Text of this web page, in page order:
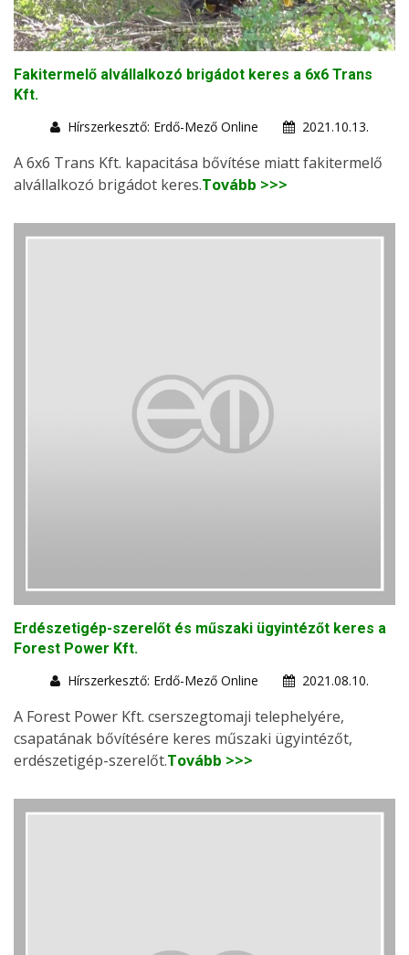
Fakitermelő alvállalkozó brigádot keres a 6x6 Trans
Kft.
Hírszerkesztő: Erdő-Mező Online
2021.10.13.
A 6x6 Trans Kft. kapacitása bővítése miatt fakitermelő
alvállalkozó brigádot keres.Tovább >>>
Erdészetigép-szerelőt és műszaki ügyintézőt keres a
Forest Power Kft.
Hírszerkesztő: Erdő-Mező Online
2021.08.10.
A Forest Power Kft. cserszegtomaji telephelyére,
csapatának bővítésére keres műszaki ügyintézőt,
erdészetigép-szerelőt.Tovább >>>